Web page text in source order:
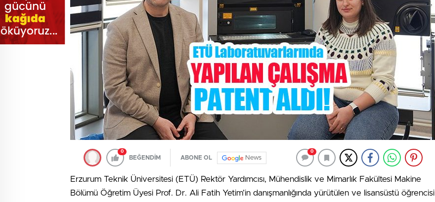
0
BEĞENDİM ABONE OL News
0
Erzurum Teknik Üniversitesi (ETÜ) Rektör Yardımcısı, Mühendislik ve Mimarlık Fakültesi Makine
Bölümü Öğretim Üyesi Prof. Dr. Ali Fatih Yetim’in danışmanlığında yürütülen ve lisansüstü öğrencisi